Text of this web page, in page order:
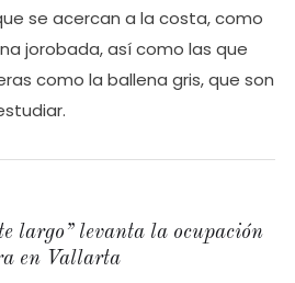
se acercan a la costa, como
jorobada, así como las que
como la ballena gris, que son
largo” levanta la ocupación
en Vallarta